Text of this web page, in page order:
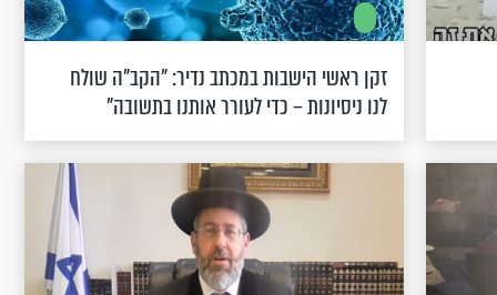
זקן ראשי הישבות במכתב נדיר: "הקב"ה שולח
לנו ניסיונות – כדי לעורר אותנו בתשובה"